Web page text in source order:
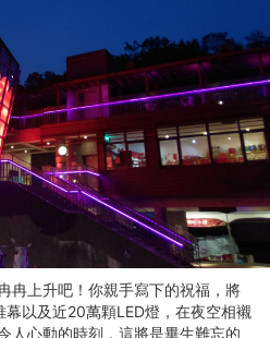
冉上升吧！你親手寫下的祝福，將
以及近20萬顆LED燈，在夜空相襯
人心動的時刻，這將是畢生難忘的